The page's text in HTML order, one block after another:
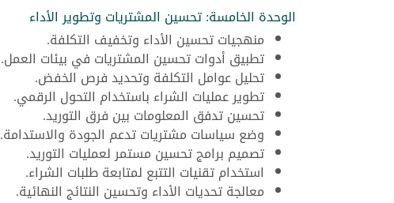
الوحدة الخامسة: تحسين المشتريات وتطوير الأداء
منهجيات تحسين الأداء وتخفيف التكلفة.
تطبيق أدوات تحسين المشتريات في بيئات العمل.
تحليل عوامل التكلفة وتحديد فرص الخفض.
تطوير عمليات الشراء باستخدام التحول الرقمي.
تحسين تدفق المعلومات بين فرق التوريد.
وضع سياسات مشتريات تدعم الجودة والاستدامة.
تصميم برامج تحسين مستمر لعمليات التوريد.
استخدام تقنيات التتبع لمتابعة طلبات الشراء.
معالجة تحديات الأداء وتحسين النتائج النهائية.